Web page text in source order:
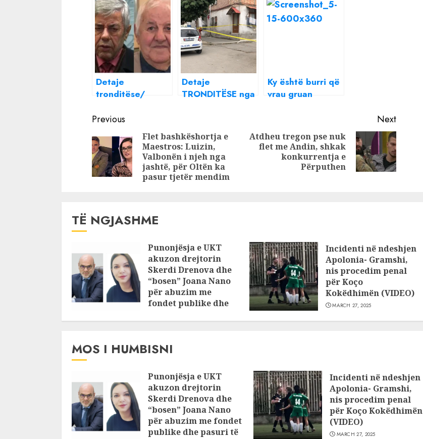
Detaje
tronditëse/
moshuarit,
infermierja dhe
kryeinfermierja e
azilit tentuan të
fshihnin krimin,
pastruan gjakun
Detaje
TRONDITËSE nga
gruan me
hanxhar!
Ky është burri që
vrau gruan
Continue
Reading
Previous
Previous
Flet bashkëshortja e
Maestros: Luizin,
Valbonën i njeh nga
jashtë, për Oltën ka
pasur tjetër mendim
Next
Next
Atdheu tregon pse nuk
flet me Andin, shkak
konkurrentja e
Përputhen
TË NGJASHME
Punonjësja e UKT
akuzon drejtorin
Skerdi Drenova dhe
“bosen” Joana Nano
për abuzim me
fondet publike dhe
Incidenti në ndeshjen
Apolonia- Gramshi,
nis procedim penal
për Koço
Kokëdhimën (VIDEO)
MARCH 27, 2025
MOS I HUMBISNI
Punonjësja e UKT
akuzon drejtorin
Skerdi Drenova dhe
“bosen” Joana Nano
për abuzim me fondet
publike dhe pasuri të
Incidenti në ndeshjen
Apolonia- Gramshi,
nis procedim penal
për Koço Kokëdhimën
(VIDEO)
MARCH 27, 2025